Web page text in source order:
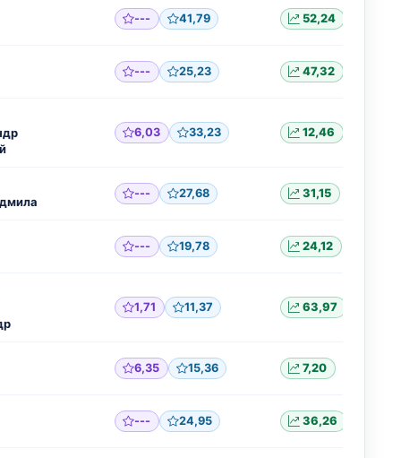
--- 41,79 52,24
--- 25,23 47,32
6,03 33,23 12,46
--- 27,68 31,15
--- 19,78 24,12
1,71 11,37 63,97
6,35 15,36 7,20
--- 24,95 36,26